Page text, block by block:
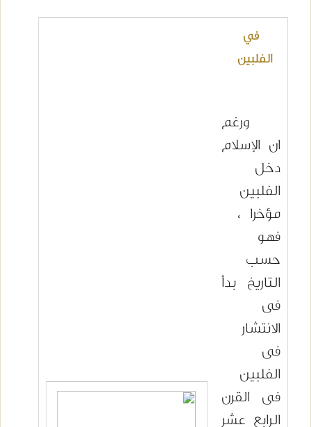
في
الفلبين
ورغم
ان الإسلام
دخل
الفلبين
مؤخرا ،
فهو
حسب
التاريخ بدأ
فى
الانتشار
فى
الفلبين
فى القرن
الرابع عشر